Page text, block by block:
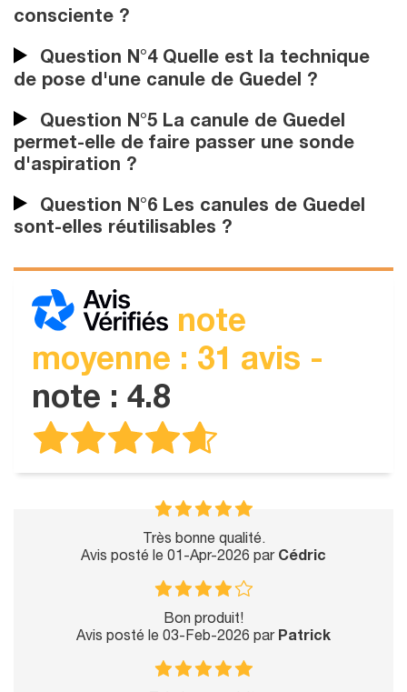
consciente ?
Question N°4 Quelle est la technique
de pose d'une canule de Guedel ?
Question N°5 La canule de Guedel
permet-elle de faire passer une sonde
d'aspiration ?
Question N°6 Les canules de Guedel
sont-elles réutilisables ?
note
moyenne : 31 avis -
note : 4.8
Très bonne qualité.
Avis posté le 01-Apr-2026 par Cédric
Bon produit!
Avis posté le 03-Feb-2026 par Patrick